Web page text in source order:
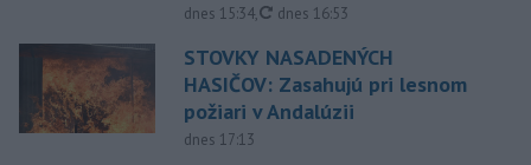
dnes 15:34, aktualizované
dnes 16:53
STOVKY NASADENÝCH
HASIČOV: Zasahujú pri lesnom
požiari v Andalúzii
dnes 17:13